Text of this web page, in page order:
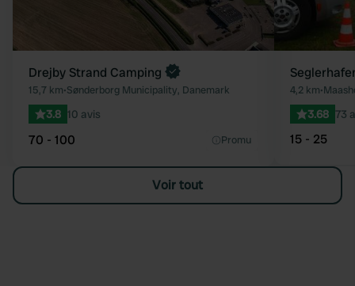
Drejby Strand Camping
15,7 km•Sønderborg Municipality, Danemark
3.8 10 avis
70 - 100 Promu
4,2 km•
3.68 73
15 - 25
Voir tout